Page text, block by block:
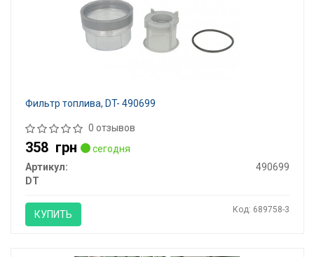
Фильтр топлива, DT- 490699
0 отзывов
358 грн
сегодня
Артикул:
490699
DT
КУПИТЬ Код: 689758-3